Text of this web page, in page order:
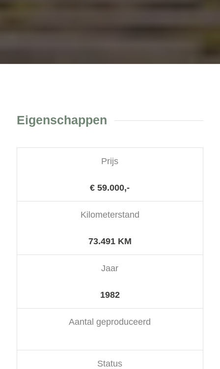
Eigenschappen
Prijs
€ 59.000,-
Kilometerstand
73.491 KM
Jaar
1982
Aantal geproduceerd
Status